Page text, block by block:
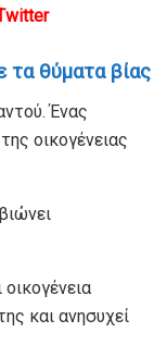
τα θύματα βίας
Ένας
οικογένειας
και ανησυχεί